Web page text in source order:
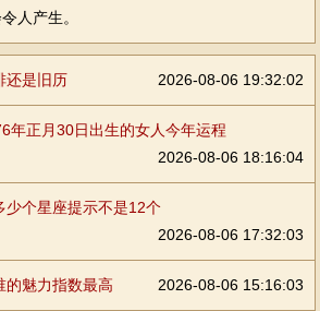
人产生。
还是旧历 2026-08-06 19:32:02
年正月30日出生的女人今年运程
2026-08-06 18:16:04
少个星座提示不是12个
2026-08-06 17:32:03
的魅力指数最高 2026-08-06 15:16:03